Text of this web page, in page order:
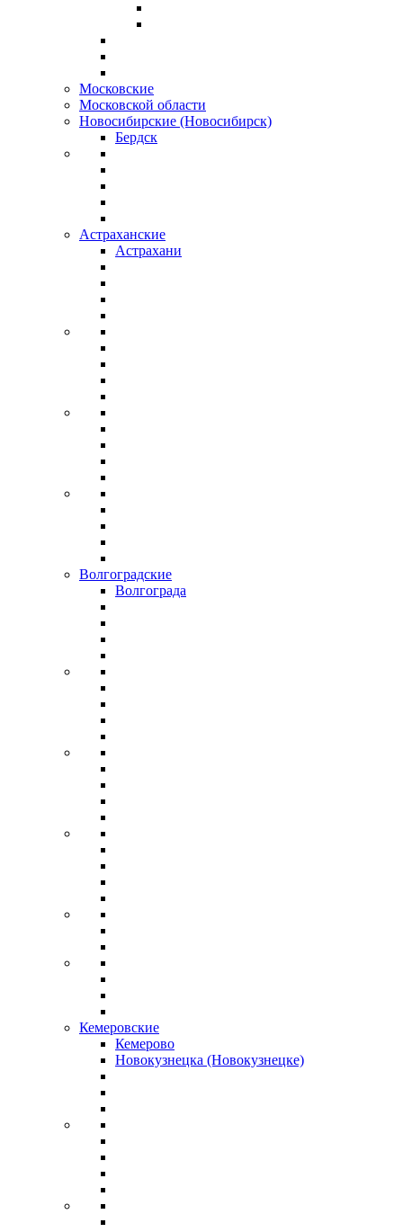
Московские
Московской области
Новосибирские (Новосибирск)
Бердск
Астраханские
Астрахани
Волгоградские
Волгограда
Кемеровские
Кемерово
Новокузнецка (Новокузнецке)